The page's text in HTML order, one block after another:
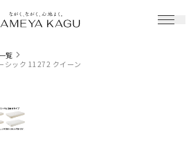
覧
シック 11272 クイーン